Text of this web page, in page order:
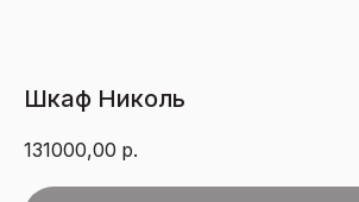
Шкаф Николь
131000,00 р.